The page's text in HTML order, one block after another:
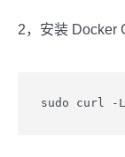
2，安装 Docker
sudo curl -